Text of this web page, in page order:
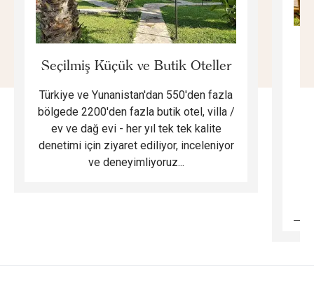
Seçilmiş Küçük ve Butik Oteller
Türkiye ve Yunanistan'dan 550'den fazla
bölgede 2200'den fazla butik otel, villa /
ev ve dağ evi - her yıl tek tek kalite
denetimi için ziyaret ediliyor, inceleniyor
ve deneyimliyoruz...